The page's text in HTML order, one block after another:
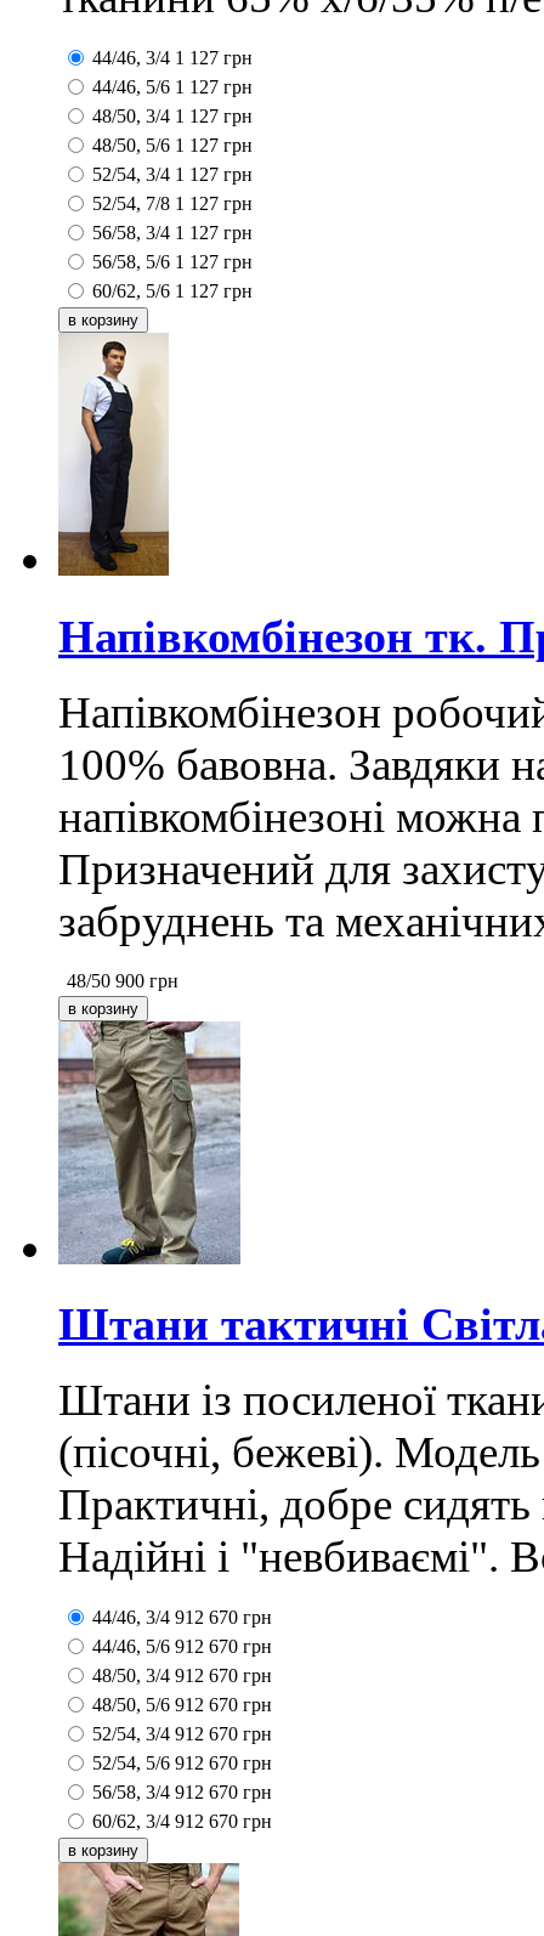
44/46, 3/4 1 127 грн
44/46, 5/6 1 127 грн
48/50, 3/4 1 127 грн
48/50, 5/6 1 127 грн
52/54, 3/4 1 127 грн
52/54, 7/8 1 127 грн
56/58, 3/4 1 127 грн
56/58, 5/6 1 127 грн
60/62, 5/6 1 127 грн
Напівкомбінезон тк.
Напівкомбінезон
100% бавовна. Завдяки
напівкомбінезоні можна
Призначений для
забруднень та
48/50 900 грн
Штани тактичні
Штани із посиленої
(пісочні, бежеві).
Практичні, добре
Надійні і "невбиваємі".
44/46, 3/4 912 670 грн
44/46, 5/6 912 670 грн
48/50, 3/4 912 670 грн
48/50, 5/6 912 670 грн
52/54, 3/4 912 670 грн
52/54, 5/6 912 670 грн
56/58, 3/4 912 670 грн
60/62, 3/4 912 670 грн